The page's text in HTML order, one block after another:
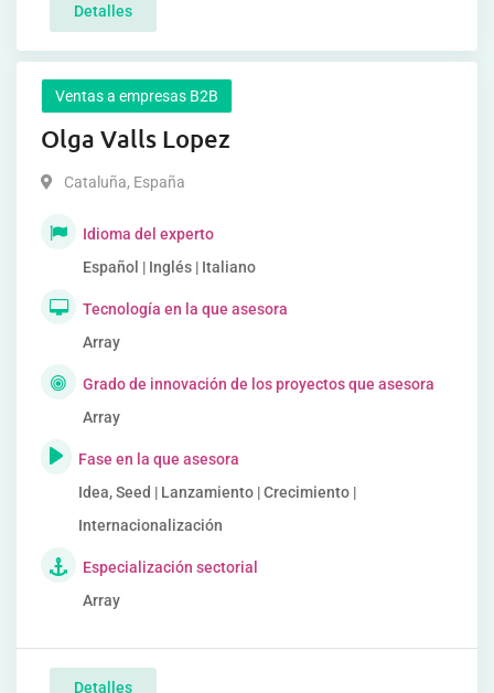
Detalles
Ventas a empresas B2B
Olga Valls Lopez
Cataluña, España
Idioma del experto
Español | Inglés | Italiano
Tecnología en la que asesora
Array
Grado de innovación de los proyectos que asesora
Array
Fase en la que asesora
Idea, Seed | Lanzamiento | Crecimiento |
Internacionalización
Especialización sectorial
Array
Detalles